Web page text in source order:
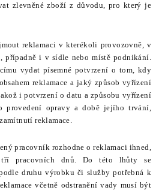
zlevněné zboží z důvodu, pro který je
reklamaci v kterékoli provozovně, v
případně i v sídle nebo místě podnikání.
vydat písemné potvrzení o tom, kdy
reklamace a jaký způsob vyřízení
i potvrzení o datu a způsobu vyřízení
provedení opravy a době jejího trvání,
reklamace.
pracovník rozhodne o reklamaci ihned,
pracovních dnů. Do této lhůty se
druhu výrobku či služby potřebná k
včetně odstranění vady musí být